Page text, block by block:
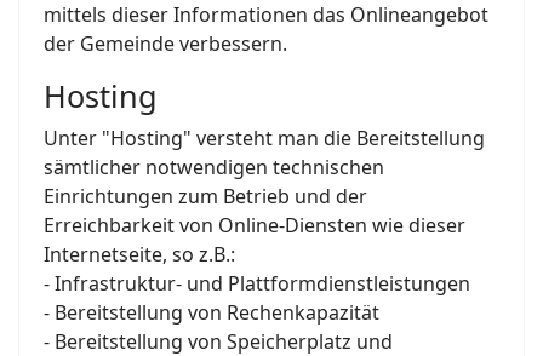
mittels dieser Informationen das Onlineangebot
der Gemeinde verbessern.
Hosting
Unter "Hosting" versteht man die Bereitstellung
sämtlicher notwendigen technischen
Einrichtungen zum Betrieb und der
Erreichbarkeit von Online-Diensten wie dieser
Internetseite, so z.B.:
- Infrastruktur- und Plattformdienstleistungen
- Bereitstellung von Rechenkapazität
- Bereitstellung von Speicherplatz und